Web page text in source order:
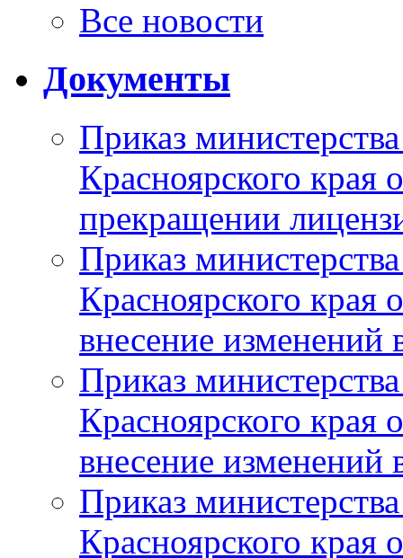
Все новости
Документы
Приказ
Красноярского
прекращении
Приказ
Красноярского
внесение изменений
Приказ
Красноярского
внесение изменений
Приказ
Красноярского